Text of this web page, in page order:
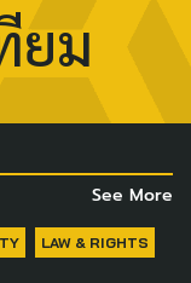
ยม
See More
LAW & RIGHTS